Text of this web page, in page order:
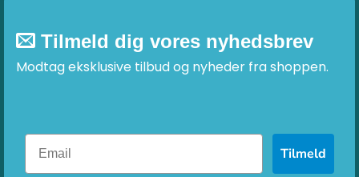
Tilmeld dig vores nyhedsbrev
Modtag eksklusive tilbud og nyheder fra shoppen.
Tilmeld